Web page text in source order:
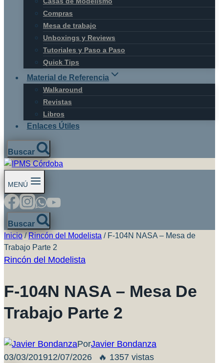
Compras
Mesa de trabajo
Unboxings y Reviews
Tutoriales y Paso a Paso
Quick Tips
Material de Referencia
Walkaround
Revistas
Libros
Enlaces Útiles
Buscar
MENÚ
Buscar
Inicio / Rincón del Modelista / F-104N NASA – Mesa de
Trabajo Parte 2
Rincón del Modelista
F-104N NASA – Mesa De
Trabajo Parte 2
PorJavier Bondanza
03/03/201912/07/2026 🔥 1357 vistas